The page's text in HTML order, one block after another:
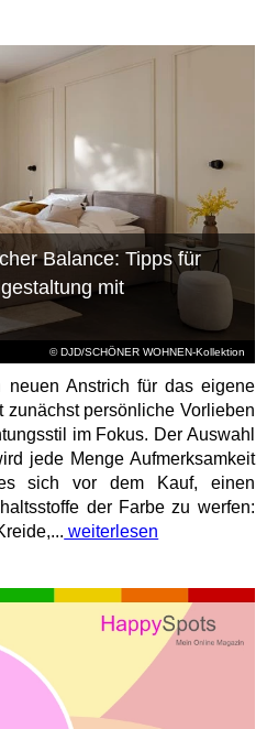
© DJD/SCHÖNER WOHNEN-Kollektion
Balance: Tipps für
mit
Anstrich für das eigene
zunächst persönliche Vorlieben
im Fokus. Der Auswahl
jede Menge Aufmerksamkeit
sich vor dem Kauf, einen
der Farbe zu werfen:
weiterlesen